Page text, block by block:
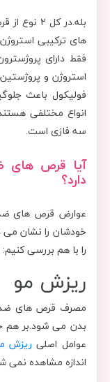
بله.در
های ترکیبی
فقط دارای
استروژن و
فولیکول باعث
انواع مختلفی
سه فازی است.
آیا قرص های
دارد؟
عوارض قرص های ضد
خودشان را نشان می
را با هم بررسی کنیم:
ریزش مو
مصرف قرص های ضد
بدن می شود.بر هم
عوامل اصلی ریزش
اندازه مشاهده نمی